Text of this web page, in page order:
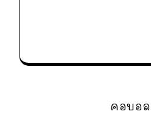
คอบอล